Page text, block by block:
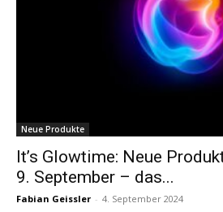
Neue Produkte
It’s Glowtime: Neue
9. September – das...
Fabian Geissler - 4. September 2024